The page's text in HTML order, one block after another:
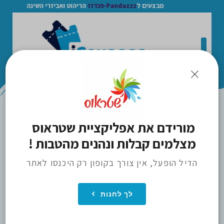
מבצעים לPandazzz-פנדזז הריהוט ואביזרי השינה
מצלמים קבלות ונהנים מהטבות !
הדיל הופעל, אין צורך בקופון רק היכנסו לאתר
לך לחנות